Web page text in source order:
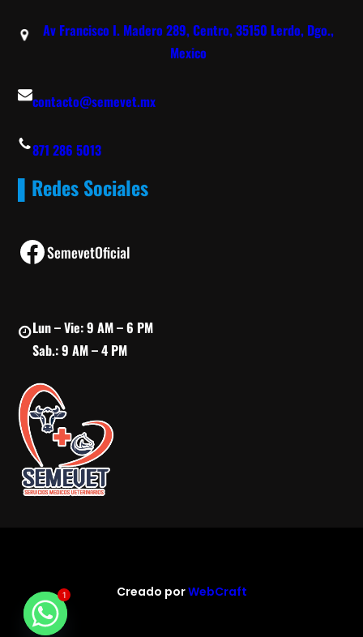
Av Francisco I. Madero 289, Centro, 35150 Lerdo, Dgo.,
Mexico
contacto@semevet.mx
871 286 5013
▌Redes Sociales
Facebook SemevetOficial
Lun – Vie: 9 AM – 6 PM
Sab.: 9 AM – 4 PM
Creado porWebCraft
1